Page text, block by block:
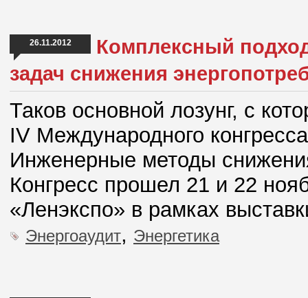
26.11.2012
Комплексный
задач снижения
Таков основной лозунг, с
IV Международного
Инженерные методы
Конгресс прошел 21 и 22
«Ленэкспо» в рамках
Энергоаудит, Энергетика